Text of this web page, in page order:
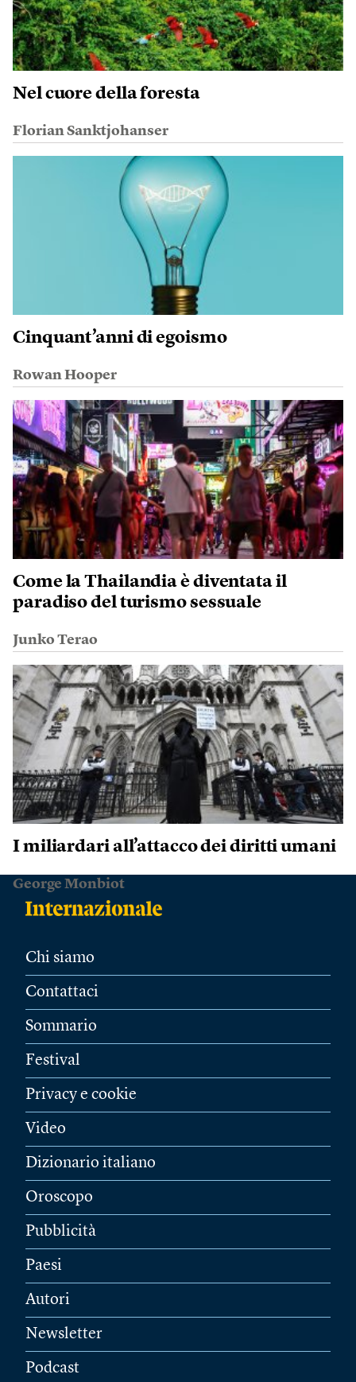
Nel cuore della foresta
Florian Sanktjohanser
Cinquant’anni di egoismo
Rowan Hooper
Come la Thailandia è diventata il
paradiso del turismo sessuale
Junko Terao
I miliardari all’attacco dei diritti umani
George Monbiot
Chi siamo
Contattaci
Sommario
Festival
Privacy e cookie
Video
Dizionario italiano
Oroscopo
Pubblicità
Paesi
Autori
Newsletter
Podcast